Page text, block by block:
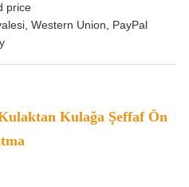
price
Western Union, PayPal
Kulağa Şeffaf Ön